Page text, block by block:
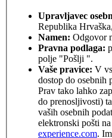
Upravljavec
Republika
Namen: Odgovor
Pravna podlaga:
polje "Pošlji ".
Vaše pravice: V
dostop do osebnih
Prav tako lahko
do prenosljivosti)
vaših osebnih
elektronski pošti
experience.com.